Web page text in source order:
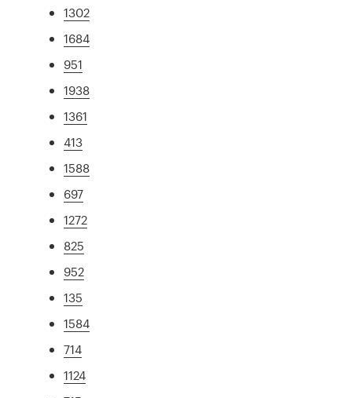
1302
1684
951
1938
1361
413
1588
697
1272
825
952
135
1584
714
1124